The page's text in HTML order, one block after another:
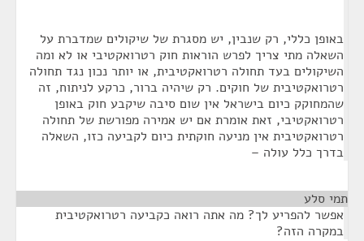
באופן כללי, רק שנבין, יש מסגרת של שיקולים שמדברת על
השאלה מתי צריך לפרש הוראות חוק רטרואקטיבי או לא ומה
השיקולים בעד תחולה רטרואקטיבית, או יותר נכון נגד תחולה
רטרואקטיבית של חוקים. רק שיהיה ברור, כרקע לניתוח, זה
שהמחוקק כיום בישראל אין שום סיבה שיקבע חוק באופן
רטרואקטיבי, זאת אומרת אם יש אמירה מפורשת של תחולה
רטרואקטיבית אין מניעה חוקתית כיום לקביעה כזו, השאלה
בדרך כלל עולה –
תמי סלע
אפשר להפריע לך? מה אתה רואה כקביעה רטרואקטיבית
במקרה הזה?